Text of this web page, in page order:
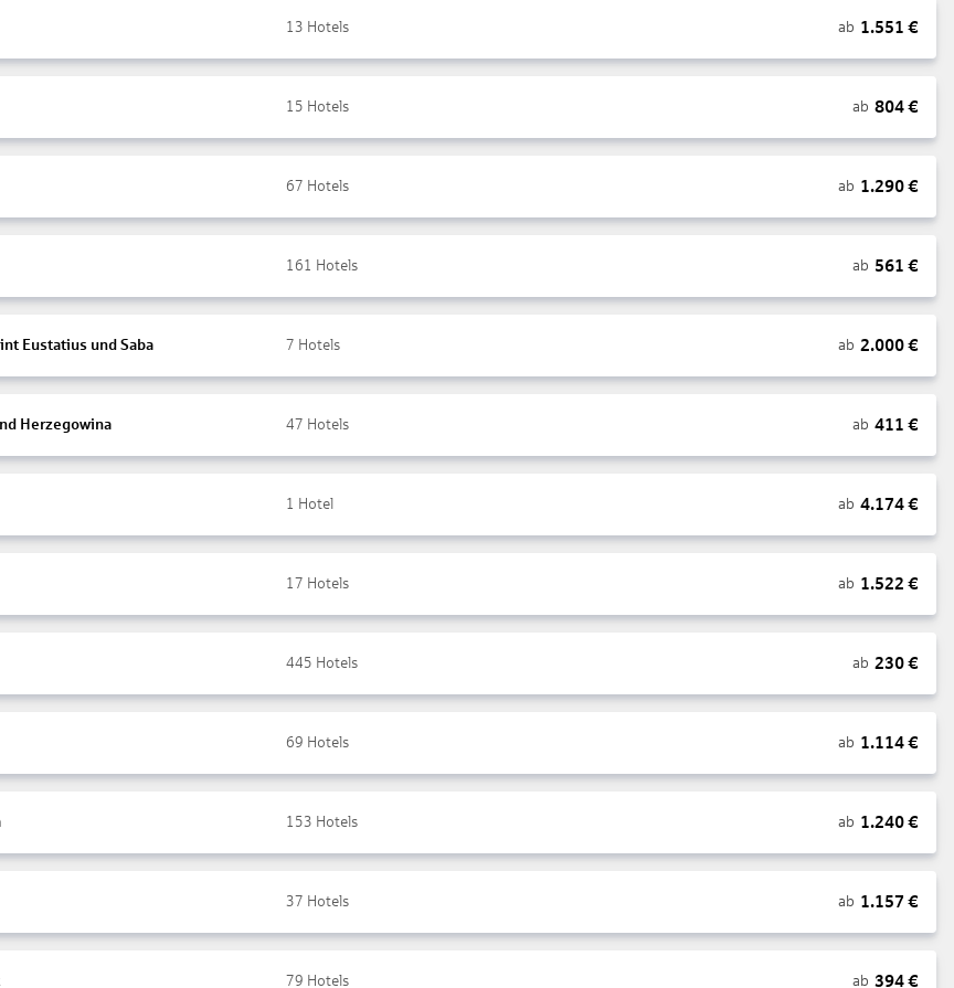
13 Hotels ab 1.551 €
15 Hotels ab 804€
67 Hotels ab 1.290€
161 Hotels ab 561 €
Eustatius und Saba 7 Hotels ab 2.000€
Herzegowina 47 Hotels ab 411 €
1 Hotel ab 4.174€
17 Hotels ab 1.522 €
445 Hotels ab 230€
69 Hotels ab 1.114€
153 Hotels ab 1.240€
37 Hotels ab 1.157 €
79 Hotels ab 394€